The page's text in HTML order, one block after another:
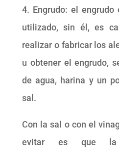
4. Engrudo: el
utilizado, sin él, es
realizar o fabricar los
u obtener el engrudo,
de agua, harina y un
sal.
Con la sal o con el
evitar es que la